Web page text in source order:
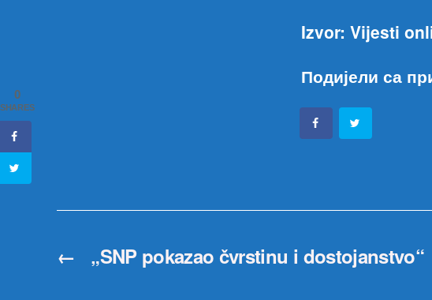
Izvor: Vijesti
Подијели са
← „SNP pokazao čvrstinu i dostojanstvo“
0
SHARES